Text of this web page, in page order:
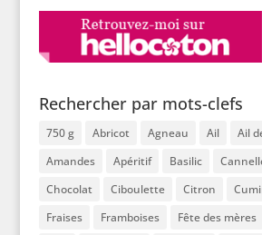
Rechercher par mots-clefs
750 g Abricot Agneau Ail
Ail
Amandes
Apéritif Basilic
Chocolat
Ciboulette Citron
Fraises
Framboises Fête des mères